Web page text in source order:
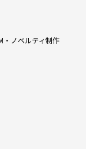
・ノベルティ制作